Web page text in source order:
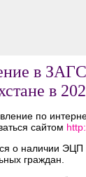
в
в
по
сайтом
о наличии ЭЦП
граждан.